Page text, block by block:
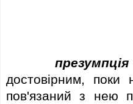
достовiрним,
пов'язаний з нею